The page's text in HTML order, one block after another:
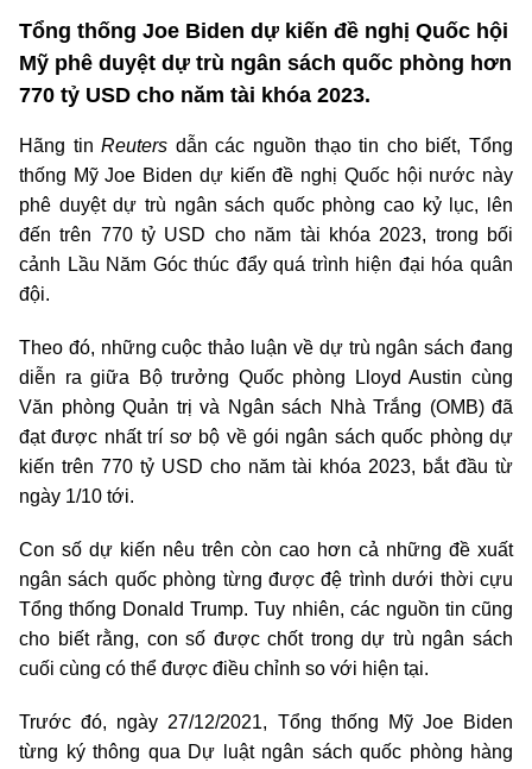
Tổng thống Joe Biden dự kiến đề nghị Quốc hội
Mỹ phê duyệt dự trù ngân sách quốc phòng hơn
770 tỷ USD cho năm tài khóa 2023.
Hãng tinReuters dẫn các nguồn thạo tin cho biết, Tổng
thống Mỹ Joe Biden dự kiến đề nghị Quốc hội nước này
phê duyệt dự trù ngân sách quốc phòng cao kỷ lục, lên
đến trên 770 tỷ USD cho năm tài khóa 2023, trong bối
cảnh Lầu Năm Góc thúc đẩy quá trình hiện đại hóa quân
đội.
Theo đó, những cuộc thảo luận về dự trù ngân sách đang
diễn ra giữa Bộ trưởng Quốc phòng Lloyd Austin cùng
Văn phòng Quản trị và Ngân sách Nhà Trắng (OMB) đã
đạt được nhất trí sơ bộ về gói ngân sách quốc phòng dự
kiến trên 770 tỷ USD cho năm tài khóa 2023, bắt đầu từ
ngày 1/10 tới.
Con số dự kiến nêu trên còn cao hơn cả những đề xuất
ngân sách quốc phòng từng được đệ trình dưới thời cựu
Tổng thống Donald Trump. Tuy nhiên, các nguồn tin cũng
cho biết rằng, con số được chốt trong dự trù ngân sách
cuối cùng có thể được điều chỉnh so với hiện tại.
Trước đó, ngày 27/12/2021, Tổng thống Mỹ Joe Biden
từng ký thông qua Dự luật ngân sách quốc phòng hàng